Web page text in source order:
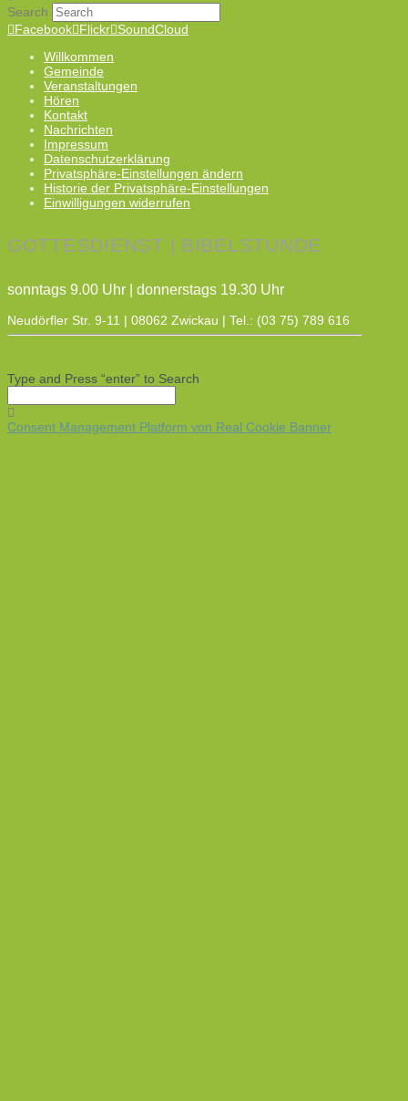
Search
Facebook Flickr SoundCloud
Willkommen
Gemeinde
Veranstaltungen
Hören
Kontakt
Nachrichten
Impressum
Datenschutzerklärung
Privatsphäre-Einstellungen ändern
Historie der Privatsphäre-Einstellungen
Einwilligungen widerrufen
GOTTESDIENST | BIBELSTUNDE
sonntags 9.00 Uhr | donnerstags 19.30 Uhr
Neudörfler Str. 9-11 | 08062 Zwickau | Tel.: (03 75) 789 616
Type and Press “enter” to Search
Consent Management Platform von Real Cookie Banner